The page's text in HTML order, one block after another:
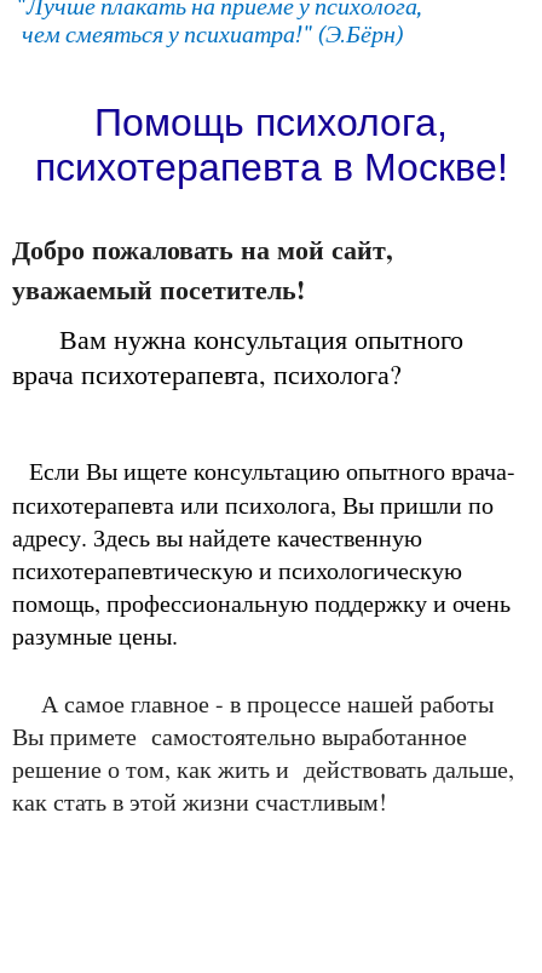
"Лучше плакать на приеме у психолога,
чем смеяться у психиатра!" (Э.Бёрн)
Помощь психолога,
психотерапевта в Москве!
Добро пожаловать на мой сайт,
уважаемый посетитель!
Вам нужна консультация опытного
врача психотерапевта, психолога?
Если Вы ищете консультацию опытного врача-
психотерапевта или психолога, Вы пришли по
адресу. Здесь вы найдете качественную
психотерапевтическую и психологическую
помощь, профессиональную поддержку и очень
разумные цены.
А самое главное - в процессе нашей работы
Вы примете самостоятельно выработанное
решение о том, как жить и действовать дальше,
как стать в этой жизни счастливым!